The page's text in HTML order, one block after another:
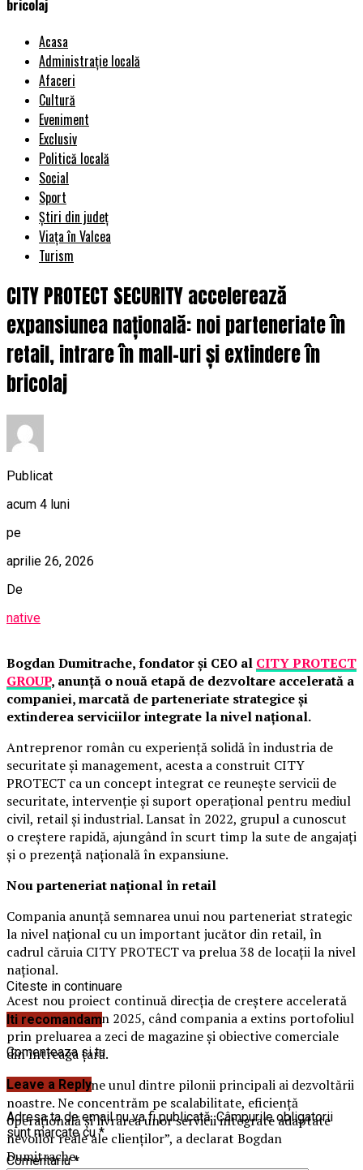
bricolaj
Acasa
Administrație locală
Afaceri
Cultură
Eveniment
Exclusiv
Politică locală
Social
Sport
Știri din județ
Viața în Valcea
Turism
CITY PROTECT SECURITY accelerează
expansiunea națională: noi parteneriate în
retail, intrare în mall-uri și extindere în
bricolaj
Publicat
acum 4 luni
pe
aprilie 26, 2026
De
native
Bogdan Dumitrache, fondator și CEO al CITY PROTECT
GROUP, anunță o nouă etapă de dezvoltare accelerată a
companiei, marcată de parteneriate strategice și
extinderea serviciilor integrate la nivel național.
Antreprenor român cu experiență solidă în industria de
securitate și management, acesta a construit CITY
PROTECT ca un concept integrat ce reunește servicii de
securitate, intervenție și suport operațional pentru mediul
civil, retail și industrial. Lansat în 2022, grupul a cunoscut
o creștere rapidă, ajungând în scurt timp la sute de angajați
și o prezență națională în expansiune.
Nou parteneriat național în retail
Compania anunță semnarea unui nou parteneriat strategic
la nivel național cu un important jucător din retail, în
cadrul căruia CITY PROTECT va prelua 38 de locații la nivel
național.
Acest nou proiect continuă direcția de creștere accelerată
începută încă din 2025, când compania a extins portofoliul
prin preluarea a zeci de magazine și obiective comerciale
din întreaga țară.
„Retailul rămâne unul dintre pilonii principali ai dezvoltării
noastre. Ne concentrăm pe scalabilitate, eficiență
operațională și livrarea unor servicii integrate adaptate
nevoilor reale ale clienților”, a declarat Bogdan
Dumitrache.
Citeste in continuare
Iti recomandam
Comenteaza si tu
Leave a Reply
Adresa ta de email nu va fi publicată. Câmpurile obligatorii
sunt marcate cu*
Comentariu*